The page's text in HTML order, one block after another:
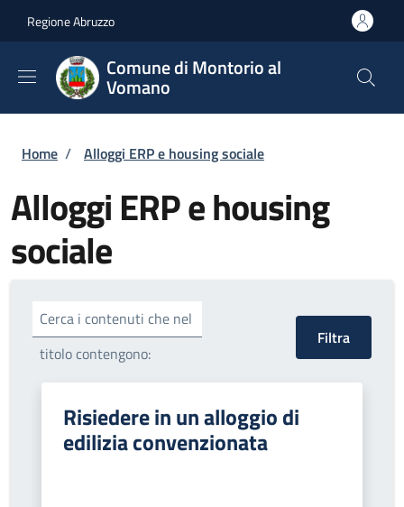
Regione Abruzzo
Comune di Montorio al
Vomano
Briciole di pane
Home / Alloggi ERP e housing sociale
Alloggi ERP e housing
sociale
Cerca i contenuti che nel
titolo contengono:
Risiedere in un alloggio di
edilizia convenzionata